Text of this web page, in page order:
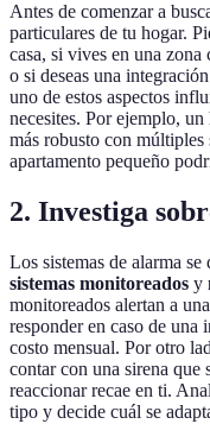
Antes de comenzar a
particulares de tu hogar.
casa, si vives en una zona
o si deseas una
uno de estos aspectos
necesites. Por ejemplo,
más robusto con múltiples
apartamento pequeño
2. Investiga
Los sistemas de alarma
sistemas monitoreados y
monitoreados alertan a
responder en caso de una
costo mensual. Por otro
contar con una sirena que
reaccionar recae en ti.
tipo y decide cuál se